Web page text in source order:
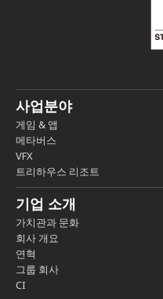
사업분야
게임 & 앱
메타버스
VFX
트리하우스 리조트
기업 소개
가치관과 문화
회사 개요
연혁
그룹 회사
CI